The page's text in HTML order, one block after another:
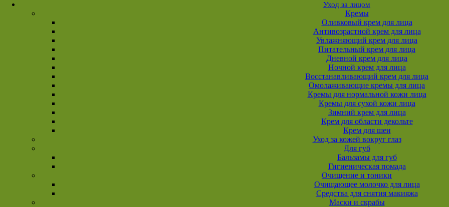
Уход за лицом
Кремы
Оливковый крем для лица
Антивозрастной крем для лица
Увлажняющий крем для лица
Питательный крем для лица
Дневной крем для лица
Ночной крем для лица
Восстанавливающий крем для лица
Омолаживающие кремы для лица
Кремы для нормальной кожи лица
Кремы для сухой кожи лица
Зимний крем для лица
Крем для области декольте
Крем для шеи
Уход за кожей вокруг глаз
Для губ
Бальзамы для губ
Гигиеническая помада
Очищение и тоники
Очищающее молочко для лица
Средства для снятия макияжа
Маски и скрабы